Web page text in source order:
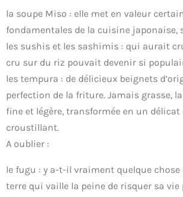
la soupe Miso : elle met en valeur
fondamentales de la cuisine japonaise,
les sushis et les sashimis : qui aurait
cru sur du riz pouvait devenir si
les tempura : de délicieux beignets
perfection de la friture. Jamais grasse,
fine et légère, transformée en un délicat
croustillant.
A oublier :
le fugu : y a-t-il vraiment quelque
terre qui vaille la peine de risquer sa vie